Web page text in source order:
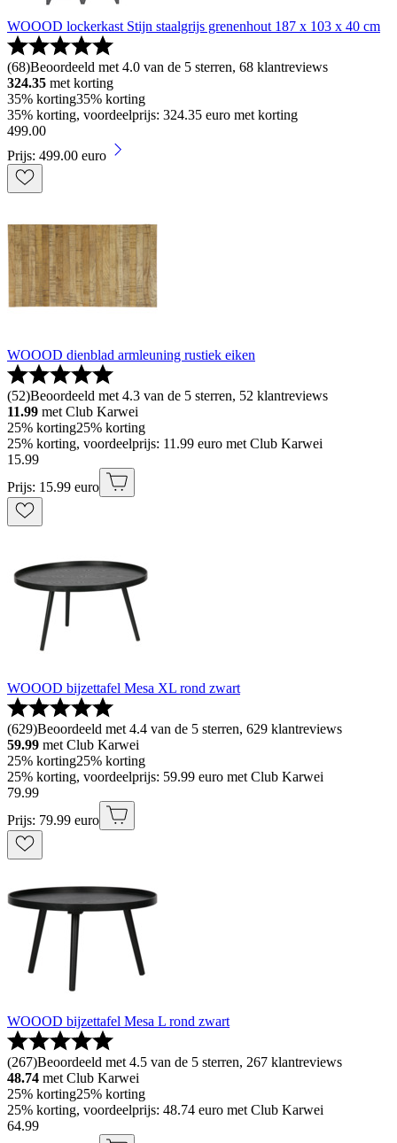
WOOOD lockerkast Stijn staalgrijs grenenhout 187 x 103 x 40 cm
(68)Beoordeeld met 4.0 van de 5 sterren, 68 klantreviews
324.35 met korting
35% korting35% korting
35% korting, voordeelprijs: 324.35 euro met korting
499.00
Prijs: 499.00 euro
WOOOD dienblad armleuning rustiek eiken
(52)Beoordeeld met 4.3 van de 5 sterren, 52 klantreviews
11.99 met Club Karwei
25% korting25% korting
25% korting, voordeelprijs: 11.99 euro met Club Karwei
15.99
Prijs: 15.99 euro
WOOOD bijzettafel Mesa XL rond zwart
(629)Beoordeeld met 4.4 van de 5 sterren, 629 klantreviews
59.99 met Club Karwei
25% korting25% korting
25% korting, voordeelprijs: 59.99 euro met Club Karwei
79.99
Prijs: 79.99 euro
WOOOD bijzettafel Mesa L rond zwart
(267)Beoordeeld met 4.5 van de 5 sterren, 267 klantreviews
48.74 met Club Karwei
25% korting25% korting
25% korting, voordeelprijs: 48.74 euro met Club Karwei
64.99